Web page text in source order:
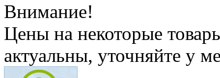
Внимание!
Цены на некоторые
актуальны, уточняйте у